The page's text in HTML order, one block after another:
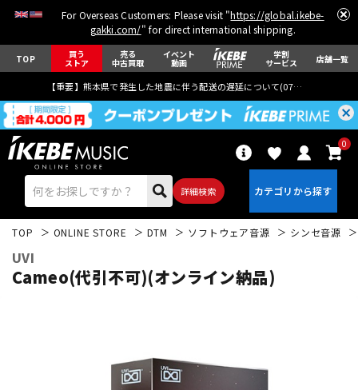
For Overseas Customers: Please visit "https://global.ikebe-
gakki.com/" for direct international shipping.
TOP 買う
ストア
売る
中古買取
イベント
動画
学割
サービス 店舗一覧
【重要】熊本県で発生した地震に伴う配送の遅延について(07月29日
詳細検索
0
ウクレレ
TOP ONLINE STORE DTM ソフトウェア音源 シンセ音源
UVI
Cameo(代引不可)(オンライン納品)